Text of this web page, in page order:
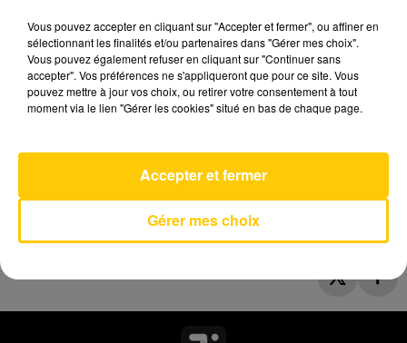
AVEYRON NORD
Vous pouvez accepter en cliquant sur "Accepter et fermer", ou affiner en
sélectionnant les finalités et/ou partenaires dans "Gérer mes choix".
Vous pouvez également refuser en cliquant sur "Continuer sans
accepter". Vos préférences ne s'appliqueront que pour ce site. Vous
pouvez mettre à jour vos choix, ou retirer votre consentement à tout
moment via le lien "Gérer les cookies" situé en bas de chaque page.
Gérer mes choix
Accepter et fermer